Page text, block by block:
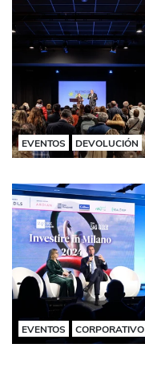
EVENTOS DEVOLUCIÓN
EVENTOS CORPORATIVO